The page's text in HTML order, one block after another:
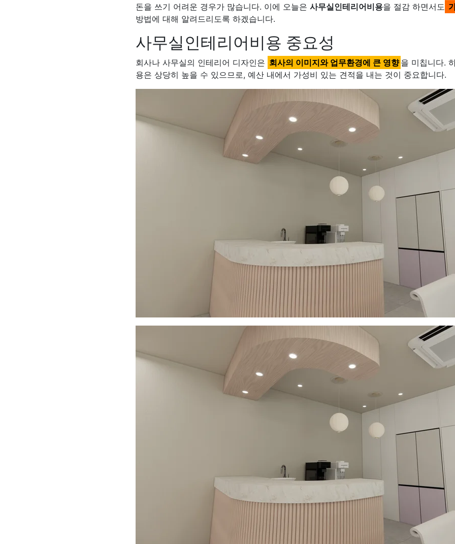
돈을 쓰기 어려운 경우가 많습니다. 이에 오늘은 사무실인테리어비용을 절감 하면서도
방법에 대해 알려드리도록 하겠습니다.
사무실인테리어비용 중요성
회사나 사무실의 인테리어 디자인은 회사의 이미지와 업무환경에 큰 영향을 미칩니다.
용은 상당히 높을 수 있으므로, 예산 내에서 가성비 있는 견적을 내는 것이 중요합니다.